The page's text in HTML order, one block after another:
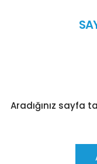
Aradığınız sayfa